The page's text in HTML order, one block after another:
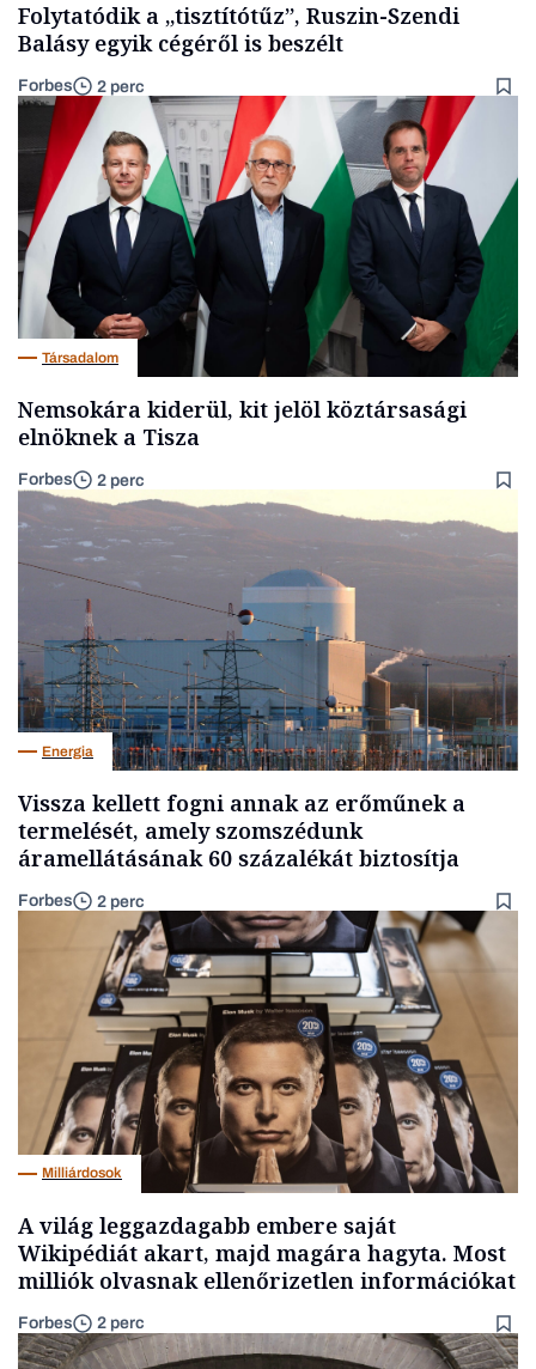
Folytatódik a „tisztítótűz”, Ruszin-Szendi
Balásy egyik cégéről is beszélt
Forbes 2 perc
Társadalom
Nemsokára kiderül, kit jelöl köztársasági
elnöknek a Tisza
Forbes 2 perc
Energia
Vissza kellett fogni annak az erőműnek a
termelését, amely szomszédunk
áramellátásának 60 százalékát biztosítja
Forbes 2 perc
Milliárdosok
A világ leggazdagabb embere saját
Wikipédiát akart, majd magára hagyta. Most
milliók olvasnak ellenőrizetlen információkat
Forbes 2 perc